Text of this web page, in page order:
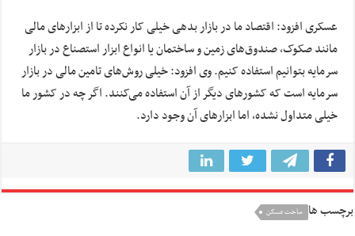
عسکری افزود: اقتصاد ما در بازار بدهی خیلی کار نکرده تا از ابزار‌های مالی
مانند صکوک، صندوق‌های زمین و ساختمان یا انواع ابزار استصناع در بازار
سرمایه بتوانیم استفاده کنیم. وی افزود: خیلی روش‌های تامین مالی در بازار
سرمایه است که کشور‌های دیگر از آن استفاده می‌کنند. اگر چه در کشور ما
خیلی متداول نشده، اما ابزار‌های آن وجود دارد.
برچسب ها ساخت مسکن